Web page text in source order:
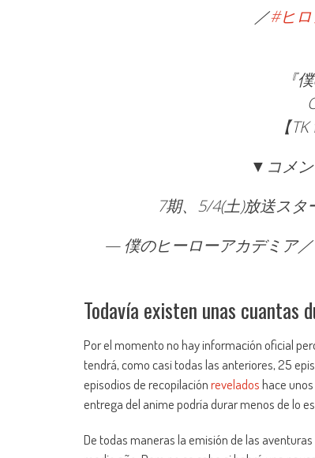
／#ヒ
『
【
▼コメ
7期、5/4(土)放送スタ
— 僕のヒーローアカデミア
Todavía existen unas cuantas
Por el momento no hay información oficial
tendrá, como casi todas las anteriores, 25
episodios de recopilaciónreveladoshace
entrega del anime podría durar menos de lo
De todas maneras la emisión de las aventuras